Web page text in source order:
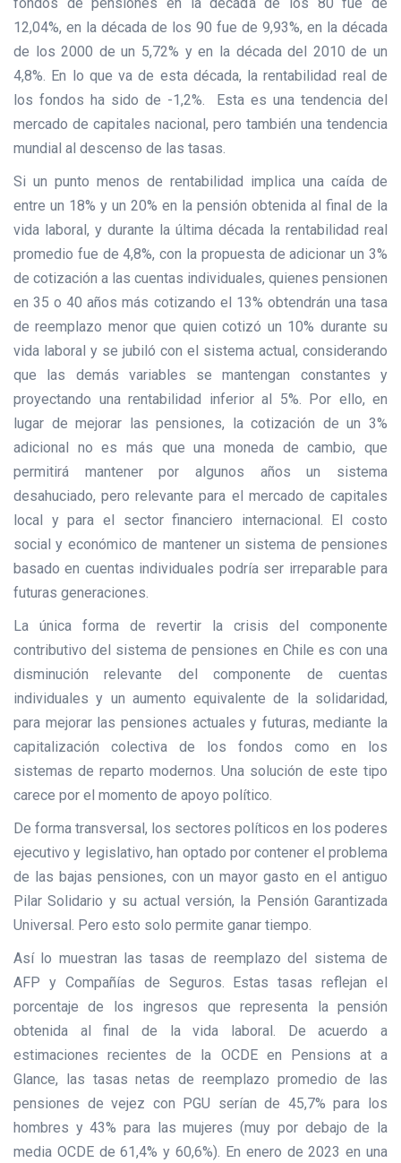
12,04%, en la década de los 90 fue de 9,93%, en la década
de los 2000 de un 5,72% y en la década del 2010 de un
4,8%. En lo que va de esta década, la rentabilidad real de
los fondos ha sido de -1,2%. Esta es una tendencia del
mercado de capitales nacional, pero también una tendencia
mundial al descenso de las tasas.
Si un punto menos de rentabilidad implica una caída de
entre un 18% y un 20% en la pensión obtenida al final de la
vida laboral, y durante la última década la rentabilidad real
promedio fue de 4,8%, con la propuesta de adicionar un 3%
de cotización a las cuentas individuales, quienes pensionen
en 35 o 40 años más cotizando el 13% obtendrán una tasa
de reemplazo menor que quien cotizó un 10% durante su
vida laboral y se jubiló con el sistema actual, considerando
que las demás variables se mantengan constantes y
proyectando una rentabilidad inferior al 5%. Por ello, en
lugar de mejorar las pensiones, la cotización de un 3%
adicional no es más que una moneda de cambio, que
permitirá mantener por algunos años un sistema
desahuciado, pero relevante para el mercado de capitales
local y para el sector financiero internacional. El costo
social y económico de mantener un sistema de pensiones
basado en cuentas individuales podría ser irreparable para
futuras generaciones.
La única forma de revertir la crisis del componente
contributivo del sistema de pensiones en Chile es con una
disminución relevante del componente de cuentas
individuales y un aumento equivalente de la solidaridad,
para mejorar las pensiones actuales y futuras, mediante la
capitalización colectiva de los fondos como en los
sistemas de reparto modernos. Una solución de este tipo
carece por el momento de apoyo político.
De forma transversal, los sectores políticos en los poderes
ejecutivo y legislativo, han optado por contener el problema
de las bajas pensiones, con un mayor gasto en el antiguo
Pilar Solidario y su actual versión, la Pensión Garantizada
Universal. Pero esto solo permite ganar tiempo.
Así lo muestran las tasas de reemplazo del sistema de
AFP y Compañías de Seguros. Estas tasas reflejan el
porcentaje de los ingresos que representa la pensión
obtenida al final de la vida laboral. De acuerdo a
estimaciones recientes de la OCDE en Pensions at a
Glance, las tasas netas de reemplazo promedio de las
pensiones de vejez con PGU serían de 45,7% para los
hombres y 43% para las mujeres (muy por debajo de la
media OCDE de 61,4% y 60,6%). En enero de 2023 en una